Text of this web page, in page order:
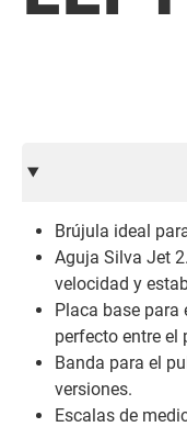
Brújula ideal
Aguja Silva Jet
velocidad y
Placa base para
perfecto entre el
Banda para el
versiones.
Escalas de